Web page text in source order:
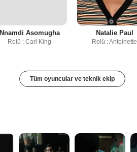
Nnamdi Asomugha
Rolü : Carl King
Natalie Paul
Rolü : Antoinette
Tüm oyuncular ve teknik ekip